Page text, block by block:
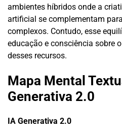
ambientes híbridos onde a
artificial se complementam
complexos. Contudo, esse
educação e consciência sobre
desses recursos.
Mapa Mental
Generativa 2.0
IA Generativa 2.0